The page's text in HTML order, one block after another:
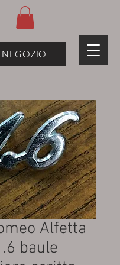
NEGOZIO
Alfetta
baule